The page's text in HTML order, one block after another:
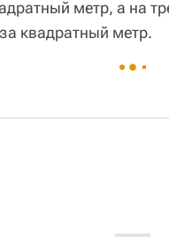
метр, а на
квадратный метр.